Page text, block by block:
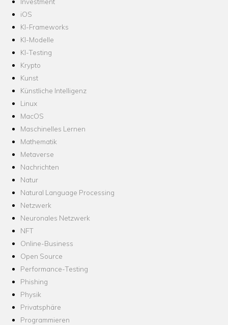
iOS
KI-Frameworks
KI-Modelle
KI-Testing
Krypto
Kunst
Künstliche Intelligenz
Linux
MacOS
Maschinelles Lernen
Mathematik
Metaverse
Nachrichten
Natur
Natural Language Processing
Netzwerk
Neuronales Netzwerk
NFT
Online-Business
Open Source
Performance-Testing
Phishing
Physik
Privatsphäre
Programmieren